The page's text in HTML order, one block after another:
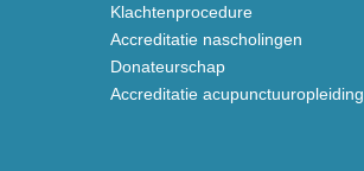
Klachtenprocedure
Accreditatie nascholingen
Donateurschap
Accreditatie acupunctuuropleiding